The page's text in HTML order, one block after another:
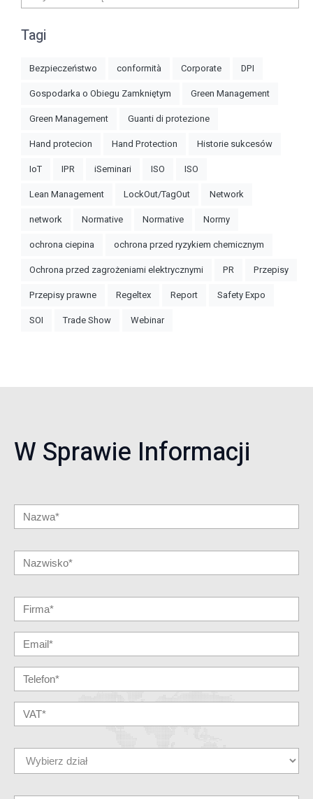
Tagi
Bezpieczeństwo conformità Corporate
DPI
Gospodarka o Obiegu Zamkniętym
Green Management
Green Management
Guanti di protezione
Hand protecion
Hand Protection
Historie sukcesów
IoT
IPR iSeminari ISO
ISO
Lean Management
LockOut/TagOut
Network
network
Normative Normative
Normy
ochrona ciepina
ochrona przed ryzykiem chemicznym
Ochrona przed zagrożeniami elektrycznymi
PR
Przepisy
Przepisy prawne
Regeltex Report
Safety Expo
SOI
Trade Show Webinar
W Sprawie Informacji